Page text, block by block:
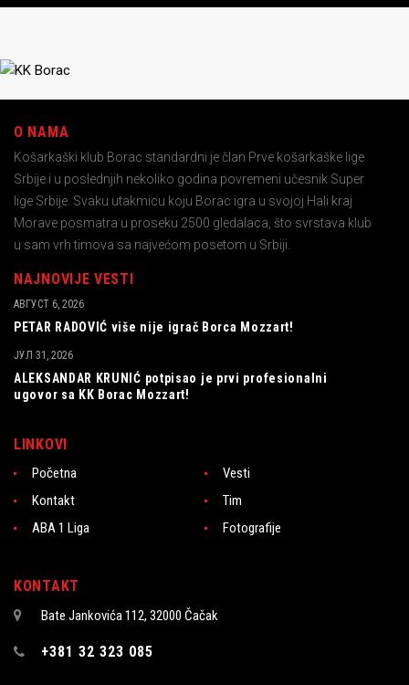
O NAMA
Košarkaški klub Borac standardni je član Prve košarkaške lige
Srbije i u poslednjih nekoliko godina povremeni učesnik Super
lige Srbije. Svaku utakmicu koju Borac igra u svojoj Hali kraj
Morave posmatra u proseku 2500 gledalaca, što svrstava klub
u sam vrh timova sa najvećom posetom u Srbiji.
NAJNOVIJE VESTI
PETAR RADOVIĆ više nije igrač Borca Mozzart!
АВГУСТ 6, 2026
ALEKSANDAR KRUNIĆ potpisao je prvi profesionalni
ugovor sa KK Borac Mozzart!
ЈУЛ 31, 2026
LINKOVI
Početna
Vesti
Kontakt
Tim
ABA 1 Liga
Fotografije
KONTAKT
Bate Jankovića 112, 32000 Čačak
+381 32 323 085